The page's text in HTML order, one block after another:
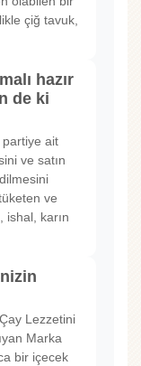
çiğ tavuk,
hazır
de ki
partiye ait
ve satın
ve
ishal, karın
Lezzetini
Marka
bir içecek